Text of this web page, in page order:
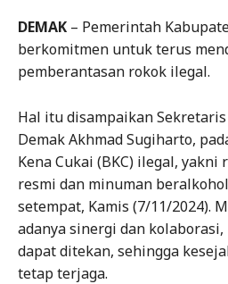
DEMAK – Pemerintah
berkomitmen untuk terus
pemberantasan rokok ilegal.
Hal itu disampaikan
Demak Akhmad Sugiharto,
Kena Cukai (BKC) ilegal,
resmi dan minuman
setempat, Kamis (7/11/2024).
adanya sinergi dan
dapat ditekan, sehingga
tetap terjaga.